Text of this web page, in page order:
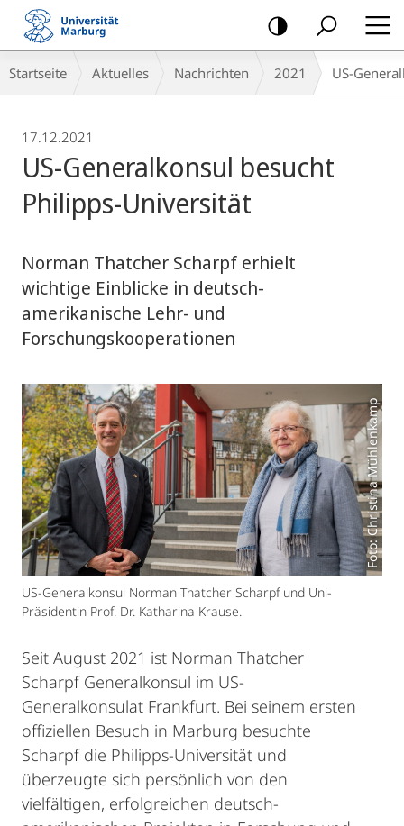
Mobile-
Navigation
Breadcrumb-
Navigation
Startseite Aktuelles Nachrichten 2021 US-
17.12.2021
US-Generalkonsul besucht
Philipps-Universität
Norman Thatcher Scharpf erhielt
wichtige Einblicke in deutsch-
amerikanische Lehr- und
Forschungskooperationen
Foto: Christina Mühlenkamp
US-Generalkonsul Norman Thatcher Scharpf und Uni-
Präsidentin Prof. Dr. Katharina Krause.
Seit August 2021 ist Norman Thatcher
Scharpf Generalkonsul im US-
Generalkonsulat Frankfurt. Bei seinem ersten
offiziellen Besuch in Marburg besuchte
Scharpf die Philipps-Universität und
überzeugte sich persönlich von den
vielfältigen, erfolgreichen deutsch-